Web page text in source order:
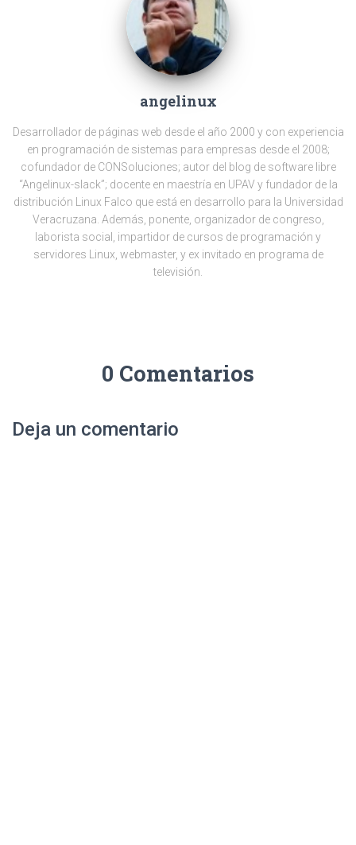
angelinux
Desarrollador de páginas web desde el año 2000 y con experiencia
en programación de sistemas para empresas desde el 2008;
cofundador de CONSoluciones; autor del blog de software libre
“Angelinux-slack”; docente en maestría en UPAV y fundador de la
distribución Linux Falco que está en desarrollo para la Universidad
Veracruzana. Además, ponente, organizador de congreso,
laborista social, impartidor de cursos de programación y
servidores Linux, webmaster, y ex invitado en programa de
televisión.
0 Comentarios
Deja un comentario